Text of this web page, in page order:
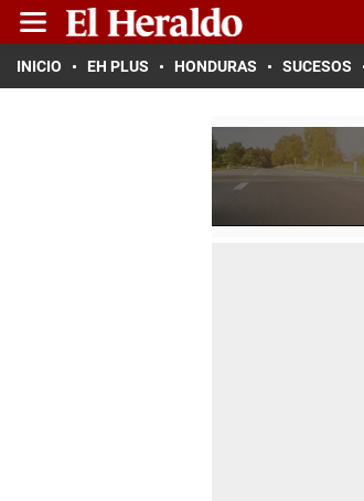
INICIO EH PLUS HONDURAS SUCESOS